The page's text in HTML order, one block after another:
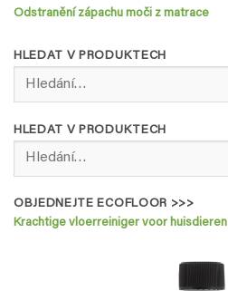
Odstranění zápachu moči z matrace
HLEDAT V PRODUKTECH
HLEDAT V PRODUKTECH
OBJEDNEJTE ECOFLOOR >>>
Krachtige vloerreiniger voor huisdieren